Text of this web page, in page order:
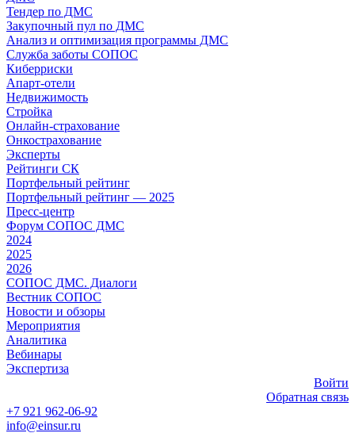
Тендер по ДМС
Закупочный пул по ДМС
Анализ и оптимизация программы ДМС
Служба заботы СОПОС
Киберриски
Апарт-отели
Недвижимость
Стройка
Онлайн-страхование
Онкострахование
Эксперты
Рейтинги СК
Портфельный рейтинг
Портфельный рейтинг — 2025
Пресс-центр
Форум СОПОС ДМС
2024
2025
2026
СОПОС ДМС. Диалоги
Вестник СОПОС
Новости и обзоры
Мероприятия
Аналитика
Вебинары
Экспертиза
Войти
Обратная связь
+7 921 962-06-92
info@einsur.ru